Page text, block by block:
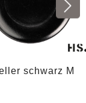
schwarz M